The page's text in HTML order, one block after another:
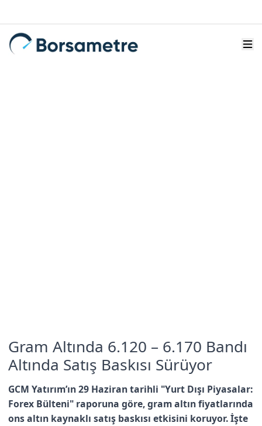
Gram Altında 6.120 – 6.170 Bandı
Altında Satış Baskısı Sürüyor
GCM Yatırım’ın 29 Haziran tarihli "Yurt Dışı Piyasalar:
Forex Bülteni" raporuna göre, gram altın fiyatlarında
ons altın kaynaklı satış baskısı etkisini koruyor. İşte